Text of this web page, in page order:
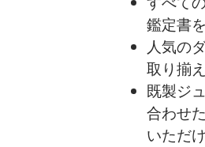
鑑定書
人気の
取り揃
既製ジ
合わせ
いただ